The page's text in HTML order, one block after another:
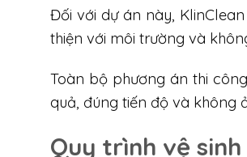
Đối với dự án này,
thiện với môi trường và
Toàn bộ phương án thi
quả, đúng tiến độ và không
Quy trình vệ